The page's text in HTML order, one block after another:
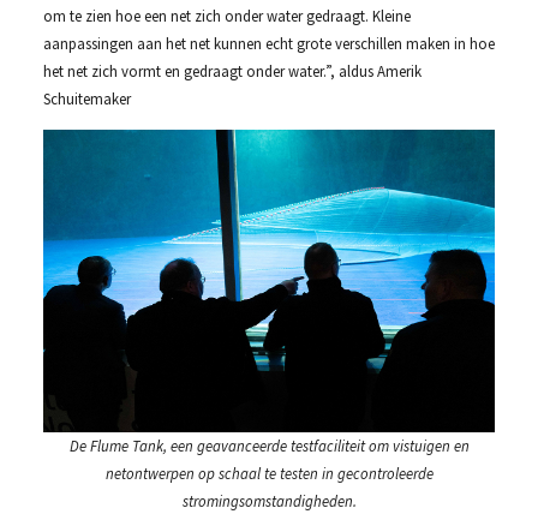
om te zien hoe een net zich onder water gedraagt. Kleine
aanpassingen aan het net kunnen echt grote verschillen maken in hoe
het net zich vormt en gedraagt onder water.”, aldus Amerik
Schuitemaker
De Flume Tank, een geavanceerde testfaciliteit om vistuigen en
netontwerpen op schaal te testen in gecontroleerde
stromingsomstandigheden.